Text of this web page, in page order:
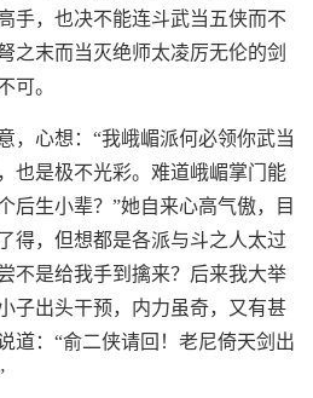
手，也决不能连斗武当五侠而不
之末而当灭绝师太凌厉无伦的剑
可。
，心想：“我峨嵋派何必领你武当
也是极不光彩。难道峨嵋掌门能
后生小辈？”她自来心高气傲，目
得，但想都是各派与斗之人太过
不是给我手到擒来？后来我大举
子出头干预，内力虽奇，又有甚
道：“俞二侠请回！老尼倚天剑出